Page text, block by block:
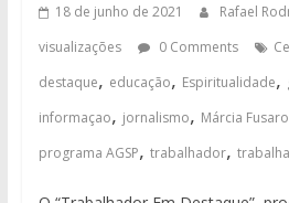
18 de junho de 2021 Rafael
visualizações
0 Comments
destaque, educação, Espiritualidade,
informaçao, jornalismo, Márcia Fusaro
programa AGSP, trabalhador,